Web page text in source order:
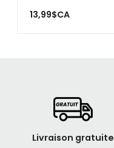
13,99$CA
Livraison gratuite